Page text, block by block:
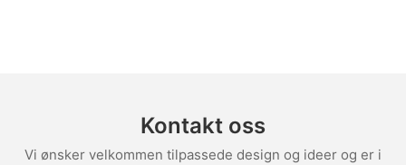
Kontakt oss
Vi ønsker velkommen tilpassede design og ideer og er i